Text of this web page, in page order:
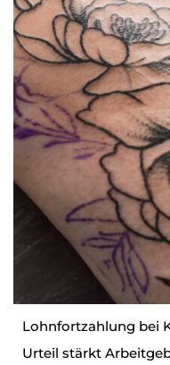
Lohnfortzahlung bei
Urteil stärkt